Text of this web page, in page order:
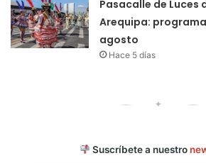
Pasacalle de Luces
Arequipa:
agosto
Hace 5 días
✦
Suscríbete a nuestro